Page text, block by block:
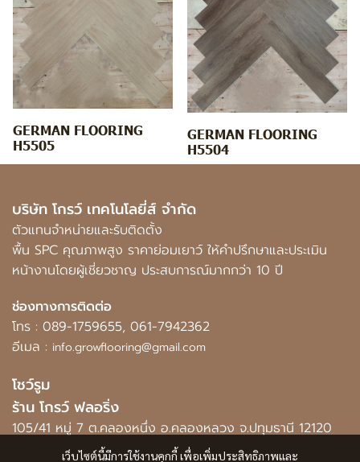
GERMAN FLOORING
H5505
GERMAN FLOORING
H5504
เว็บไซต์นี้มีการใช้งานคุกกี้ เพื่อเพิ่มประสิทธิภาพและ
บริษัท โกรว์ เทคโนโลยี่ส์ จำกัด
ตัวแทนจำหน่ายและรับติดตั้ง
พื้น SPC คุณภาพสูง ราคาย่อมเยาว์ ให้คำปรึกษาและประเมิน
หน้างานโดยผู้เชี่ยวชาญ ประสบการณ์มากกว่า 10 ปี
ช่องทางการติดต่อ
โทร : 089-1759655, 061-7942362
อีเมล : info.growflooring@gmail.com
โชว์รูม
ร้าน โกรว์ ฟลอริ่ง
105/41 หมู่ 7 ต.คลองหนึ่ง อ.คลองหลวง จ.ปทุมธานี 12120